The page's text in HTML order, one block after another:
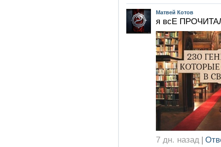
Матвей Котов
я всЕ
7 дн. назад |